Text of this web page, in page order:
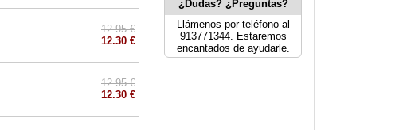
12.95 €
12.30 €
12.95 €
12.30 €
¿Dudas? ¿Preguntas?
Llámenos por teléfono al
913771344. Estaremos
encantados de ayudarle.